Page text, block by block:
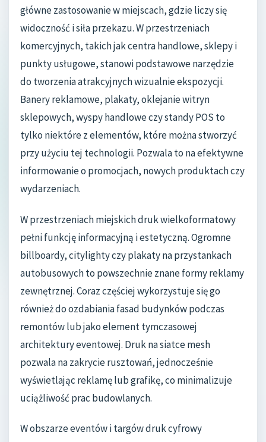
główne zastosowanie w miejscach, gdzie liczy się
widoczność i siła przekazu. W przestrzeniach
komercyjnych, takich jak centra handlowe, sklepy i
punkty usługowe, stanowi podstawowe narzędzie
do tworzenia atrakcyjnych wizualnie ekspozycji.
Banery reklamowe, plakaty, oklejanie witryn
sklepowych, wyspy handlowe czy standy POS to
tylko niektóre z elementów, które można stworzyć
przy użyciu tej technologii. Pozwala to na efektywne
informowanie o promocjach, nowych produktach czy
wydarzeniach.
W przestrzeniach miejskich druk wielkoformatowy
pełni funkcję informacyjną i estetyczną. Ogromne
billboardy, citylighty czy plakaty na przystankach
autobusowych to powszechnie znane formy reklamy
zewnętrznej. Coraz częściej wykorzystuje się go
również do ozdabiania fasad budynków podczas
remontów lub jako element tymczasowej
architektury eventowej. Druk na siatce mesh
pozwala na zakrycie rusztowań, jednocześnie
wyświetlając reklamę lub grafikę, co minimalizuje
uciążliwość prac budowlanych.
W obszarze eventów i targów druk cyfrowy